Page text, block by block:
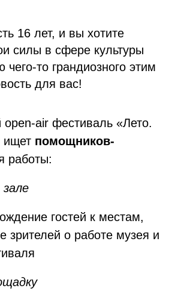
16 лет, и вы хотите
силы в сфере культуры
чего-то грандиозного этим
для вас!
air фестиваль «Лето.
ищет помощников-
работы:
гостей к местам,
зрителей о работе музея и